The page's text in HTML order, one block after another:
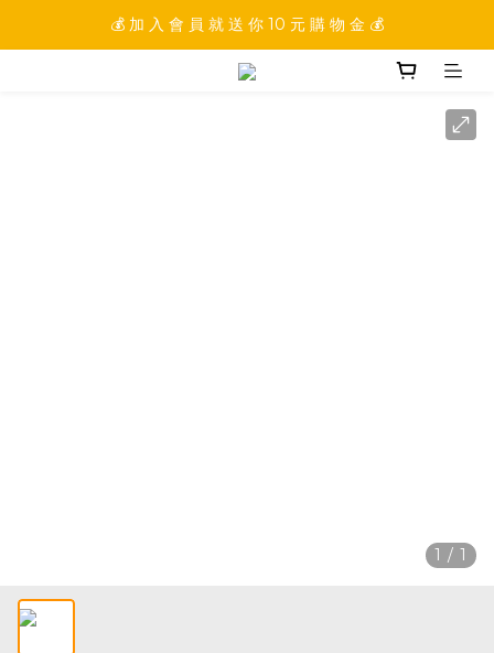
💰 加 入 會 員 就 送 你 10 元 購 物 金 💰
💰 加 入 會 員 就 送 你 10 元 購 物 金 💰
💰 填 寫 完 整 會 員 資 訊 再 送 點 數 22222 點 💰
1 / 1